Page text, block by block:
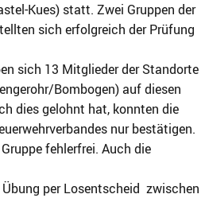
Kues) statt. Zwei Gruppen der
sich erfolgreich der Prüfung
sich 13 Mitglieder der Standorte
Bombogen) auf diesen
dies gelohnt hat, konnten die
nur bestätigen.
fehlerfrei. Auch die
per Losentscheid zwischen